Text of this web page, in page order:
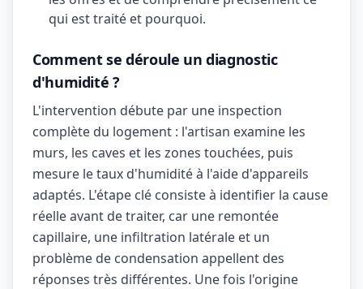
qui est traité et pourquoi.
Comment se déroule un diagnostic
d'humidité ?
L'intervention débute par une inspection
complète du logement : l'artisan examine les
murs, les caves et les zones touchées, puis
mesure le taux d'humidité à l'aide d'appareils
adaptés. L'étape clé consiste à identifier la cause
réelle avant de traiter, car une remontée
capillaire, une infiltration latérale et un
problème de condensation appellent des
réponses très différentes. Une fois l'origine